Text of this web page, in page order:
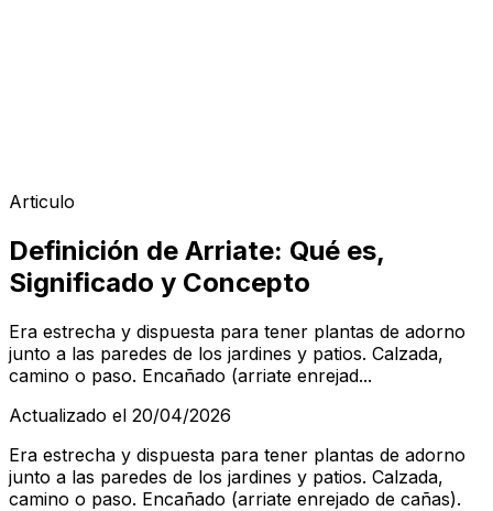
Articulo
Definición de Arriate: Qué es,
Significado y Concepto
Era estrecha y dispuesta para tener plantas de adorno
junto a las paredes de los jardines y patios. Calzada,
camino o paso. Encañado (arriate enrejad...
Actualizado el 20/04/2026
Era estrecha y dispuesta para tener plantas de adorno
junto a las paredes de los jardines y patios. Calzada,
camino o paso. Encañado (arriate enrejado de cañas).